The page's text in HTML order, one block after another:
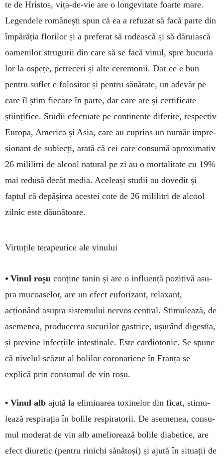
te de Hristos, vița-de-vie are o longe­vitate foarte mare.
Le­gen­dele ro­mânești spun că ea a refu­zat să facă parte din
împărăția florilor și a preferat să rodească și să dă­ru­iască
oamenilor stru­gurii din care să se facă vinul, spre bucu­ria
lor la ospețe, petre­ceri și alte ceremonii. Dar ce e bun
pentru suflet e folositor și pen­tru sănă­tate, un adevăr pe
care îl știm fiecare în parte, dar care are și certificate
științifice. Studii efectuate pe continente dife­rite, respectiv
Europa, Ame­rica și Asia, care au cuprins un număr impre­
sio­nant de subiecți, arată că cei care consumă apro­­ximativ
26 mili­litri de alcool natural pe zi au o mortalitate cu 19%
mai redusă decât me­dia. Aceleași studii au dovedit și
faptul că de­pășirea aces­tei cote de 26 mililitri de alcool
zilnic este dău­nătoare.
Virtuțile terapeutice ale vinului
• Vinul roșu conține tanin și are o influență pozitivă asu­
pra mucoaselor, are un efect eufo­rizant, relaxant,
acționând asupra sistemului nervos central. Sti­mulează, de
asemenea, produ­cerea sucurilor gastrice, ușurând digestia,
și previne infecțiile in­tes­tinale. Este cardiotonic. Se spu­ne
că nivelul scăzut al bolilor coronariene în Franța se
explică prin consumul de vin roșu.
• Vinul alb ajută la elimi­na­rea toxinelor din ficat, stimu­
lea­ză respirația în bolile res­pi­­ratorii. De asemenea, con­su­
mul mo­­derat de vin alb ame­­lio­rează bolile dia­betice, are
efect diuretic (pen­tru rinichi sănă­toși) și ajută în situații de